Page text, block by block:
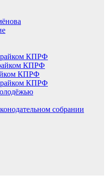
райком КПРФ
КПРФ
КПРФ
КПРФ
собрании